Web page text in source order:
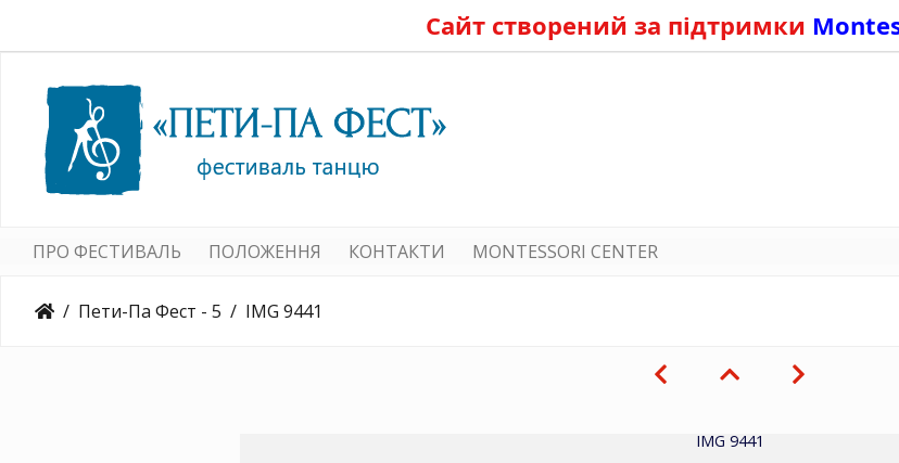
Сайт створений за підтримки
ПРО ФЕСТИВАЛЬ ПОЛОЖЕННЯ КОНТАКТИ MONTESSORI CENTER
Пети-Па Фест - 5 IMG 9441
IMG 9441